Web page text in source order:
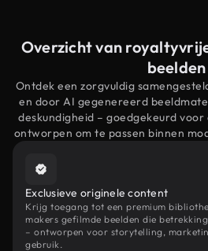
Overzicht van
beelden
Ontdek een zorgvuldig
en door AI gegenereerd
deskundigheid – goedgekeurd
ontworpen om te passen binnen
Exclusieve originele content
Krijg toegang tot een premium
makers gefilmde beelden die
– ontworpen voor storytelling,
gebruik.